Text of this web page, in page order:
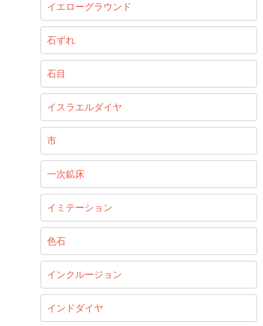
イエローグラウンド
石ずれ
石目
イスラエルダイヤ
市
一次鉱床
イミテーション
色石
インクルージョン
インドダイヤ